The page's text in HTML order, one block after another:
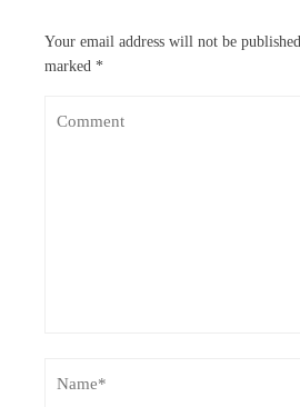
Your email address will not be published.
marked *